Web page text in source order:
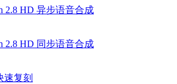
2.8 HD 异步语音合成
2.8 HD 同步语音合成
速复刻